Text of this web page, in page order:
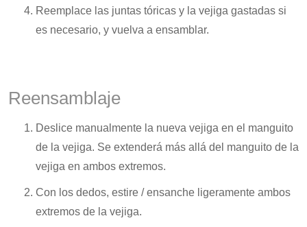
Reemplace las juntas tóricas y la vejiga gastadas si
es necesario, y vuelva a ensamblar.
Reensamblaje
Deslice manualmente la nueva vejiga en el manguito
de la vejiga. Se extenderá más allá del manguito de la
vejiga en ambos extremos.
Con los dedos, estire / ensanche ligeramente ambos
extremos de la vejiga.